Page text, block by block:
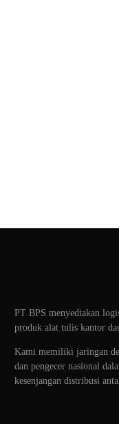
PT BPS menyediakan
produk alat tulis kantor
Kami memiliki jaringan
dan pengecer nasional
kesenjangan distribusi